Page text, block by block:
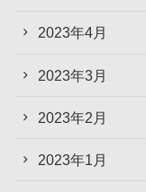
2023年4月
2023年3月
2023年2月
2023年1月